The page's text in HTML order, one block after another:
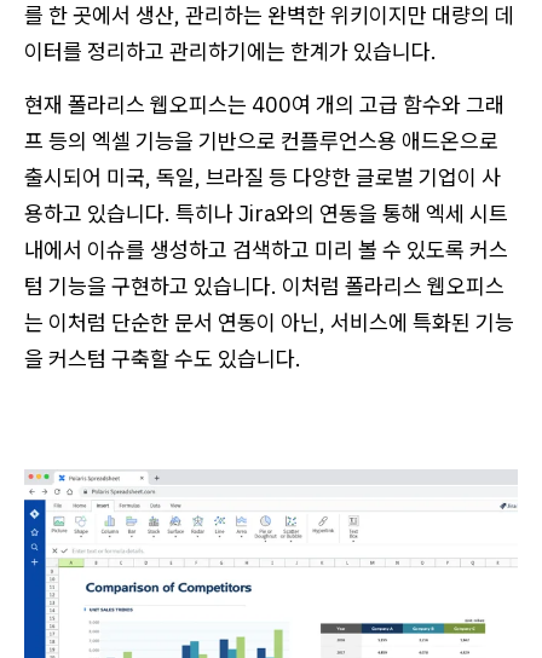
를 한 곳에서 생산, 관리하는 완벽한 위키이지만 대량의 데
이터를 정리하고 관리하기에는 한계가 있습니다.
현재 폴라리스 웹오피스는 400여 개의 고급 함수와 그래
프 등의 엑셀 기능을 기반으로 컨플루언스용 애드온으로
출시되어 미국, 독일, 브라질 등 다양한 글로벌 기업이 사
용하고 있습니다. 특히나 Jira와의 연동을 통해 엑세 시트
내에서 이슈를 생성하고 검색하고 미리 볼 수 있도록 커스
텀 기능을 구현하고 있습니다. 이처럼 폴라리스 웹오피스
는 이처럼 단순한 문서 연동이 아닌, 서비스에 특화된 기능
을 커스텀 구축할 수도 있습니다.